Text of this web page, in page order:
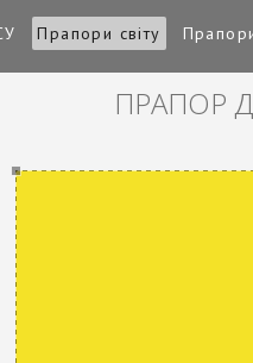
Прапори світу
ПРАПОР